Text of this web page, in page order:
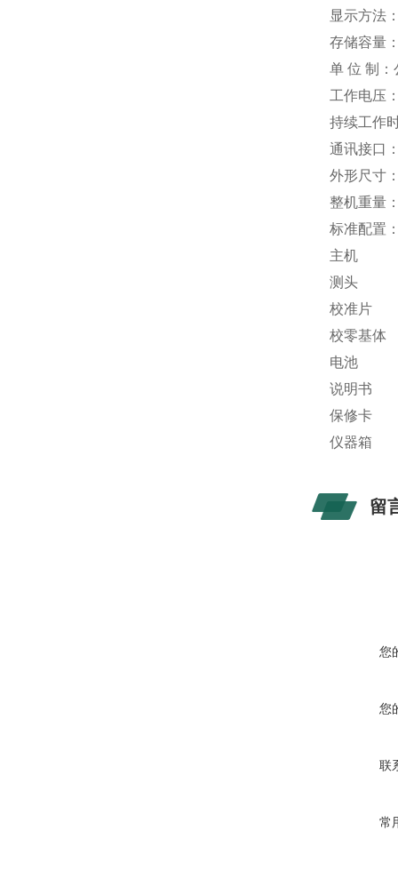
显示方法
存储容量
单 位 制
工作电压
持续工作
通讯接口
外形尺寸
整机重量
标准配置
主机
测头
校准片
校零基
电池
说明书
保修卡
仪器箱
留
您
您
联
常